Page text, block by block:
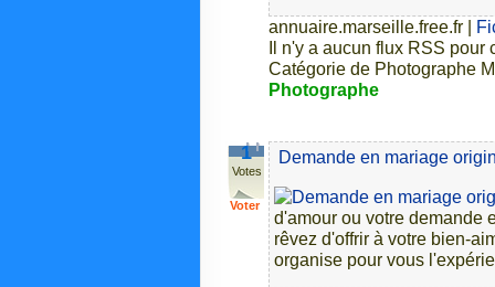
annuaire.marseille.free.fr
Il n'y a aucun flux RSS pour
Catégorie de Photographe
Photographe
1
Votes
Voter
Demande en mariage
d'amour ou votre demande
rêvez d'offrir à votre bien-
organise pour vous